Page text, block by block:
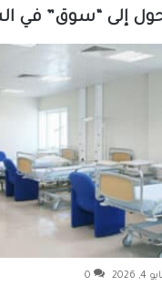
إلى “سوق” في
4, 2026
0